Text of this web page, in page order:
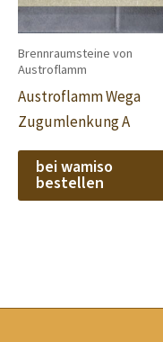
Brennraumsteine von
Austroflamm
Austroflamm Wega
Zugumlenkung A
bei wamiso
bestellen